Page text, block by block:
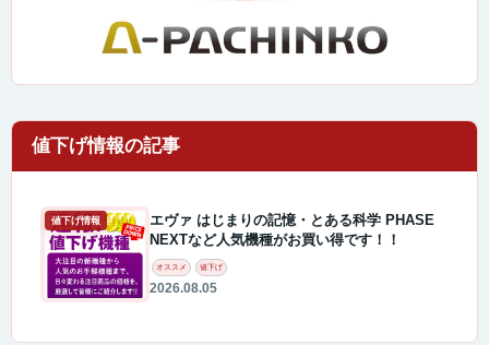
値下げ情報
エヴァ はじまりの記憶・とある科学 PHASE
NEXTなど人気機種がお買い得です！！
オススメ 値下げ
2026.08.05